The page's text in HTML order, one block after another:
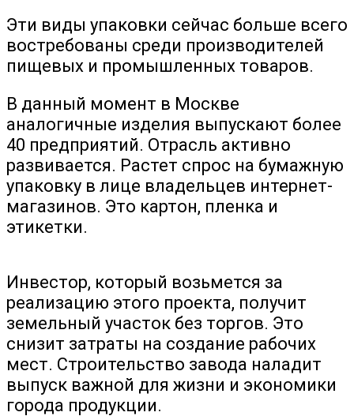
Эти виды упаковки сейчас больше всего
востребованы среди производителей
пищевых и промышленных товаров.
В данный момент в Москве
аналогичные изделия выпускают более
40 предприятий. Отрасль активно
развивается. Растет спрос на бумажную
упаковку в лице владельцев интернет-
магазинов. Это картон, пленка и
этикетки.
Инвестор, который возьмется за
реализацию этого проекта, получит
земельный участок без торгов. Это
снизит затраты на создание рабочих
мест. Строительство завода наладит
выпуск важной для жизни и экономики
города продукции.